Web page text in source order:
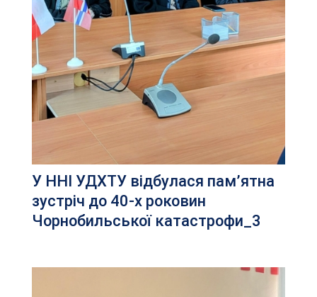
У ННІ УДХТУ відбулася пам’ятна
зустріч до 40-х роковин
Чорнобильської катастрофи_3